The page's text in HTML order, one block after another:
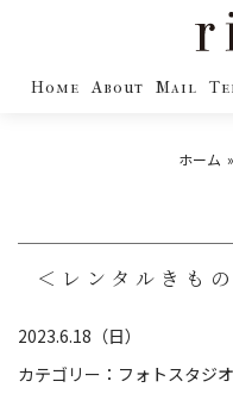
Home About Mail
ホーム
＜レンタルきも
2023.6.18（日）
カテゴリー： フォトスタジ